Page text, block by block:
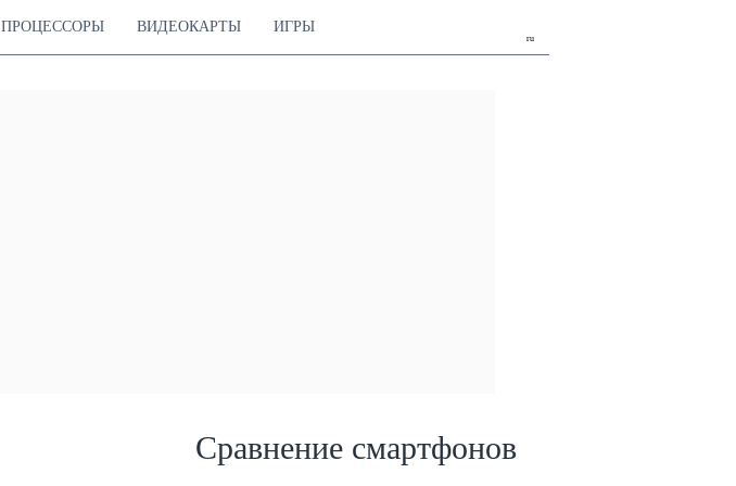
ru
ПРОЦЕССОРЫ ВИДЕОКАРТЫ ИГРЫ
Сравнение смартфонов